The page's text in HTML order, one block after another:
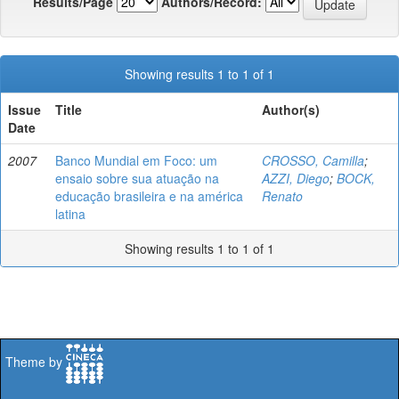
Showing results 1 to 1 of 1
Issue
Date
Title Author(s)
2007
Banco Mundial em Foco: um
ensaio sobre sua atuação na
educação brasileira e na américa
latina
CROSSO, Camilla;
AZZI, Diego; BOCK,
Renato
Showing results 1 to 1 of 1
Theme by